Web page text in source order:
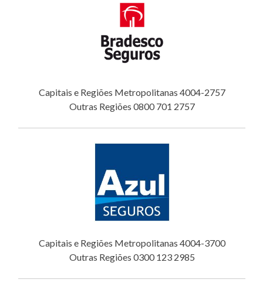
Capitais e Regiões Metropolitanas 4004-2757
Outras Regiões 0800 701 2757
Capitais e Regiões Metropolitanas 4004-3700
Outras Regiões 0300 123 2985